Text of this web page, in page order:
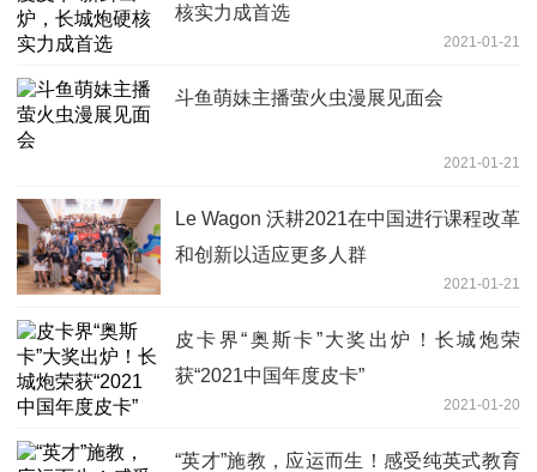
核实力成首选
2021-01-21
斗鱼萌妹主播萤火虫漫展见面会
2021-01-21
Le Wagon 沃耕2021在中国进行课程改革
和创新以适应更多人群
2021-01-21
皮卡界“奥斯卡”大奖出炉！长城炮荣
获“2021中国年度皮卡”
2021-01-20
“英才”施教，应运而生！感受纯英式教育